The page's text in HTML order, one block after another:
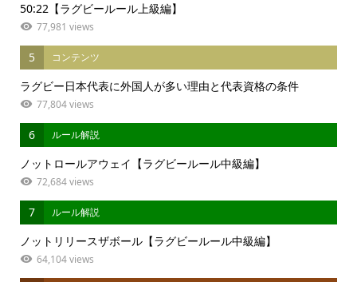
50:22【ラグビールール上級編】
77,981 views
5 コンテンツ
ラグビー日本代表に外国人が多い理由と代表資格の条件
77,804 views
6 ルール解説
ノットロールアウェイ【ラグビールール中級編】
72,684 views
7 ルール解説
ノットリリースザボール【ラグビールール中級編】
64,104 views